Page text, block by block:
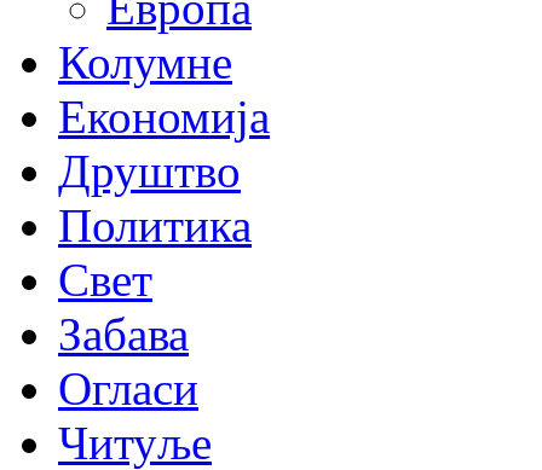
Колумне
Економија
Друштво
Политика
Свет
Забава
Огласи
Читуље